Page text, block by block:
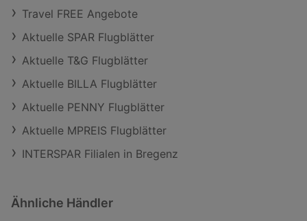
Travel FREE Angebote
Aktuelle SPAR Flugblätter
Aktuelle T&G Flugblätter
Aktuelle BILLA Flugblätter
Aktuelle PENNY Flugblätter
Aktuelle MPREIS Flugblätter
INTERSPAR Filialen in Bregenz
Ähnliche Händler